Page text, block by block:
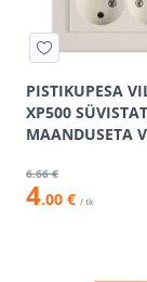
PISTIKUPESA
XP500
MAANDUSETA
6.66 €
4.00 € / tk